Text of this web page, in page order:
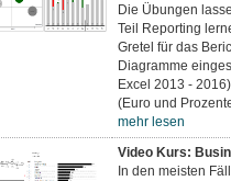
Die Übungen
Teil Reporting
Gretel für das
Diagramme
Excel 2013 -
(Euro und
mehr lesen
Video Kurs:
In den meisten